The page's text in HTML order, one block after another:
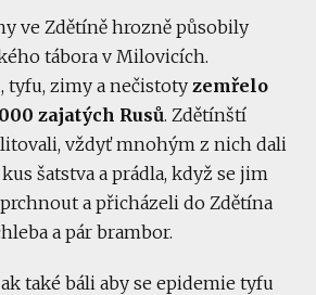
ve Zdětíně hrozně působily
tábora v Milovicích.
tyfu, zimy a nečistoty zemřelo
zajatých Rusů. Zdětínští
litovali, vždyť mnohým z nich dali
šatstva a prádla, když se jim
a přicházeli do Zdětína
a pár brambor.
také báli aby se epidemie tyfu